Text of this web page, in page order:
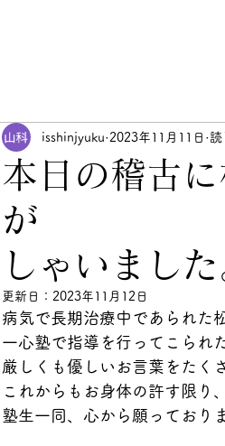
本日の稽古
が
しゃいました
isshinjyuku 2023年11月11日 読
更新日： 2023年11月12日
病気で長期治療中であられた
一心塾で指導を行ってこられ
厳しくも優しいお言葉をたく
これからもお身体の許す限り
塾生一同、心から願っており